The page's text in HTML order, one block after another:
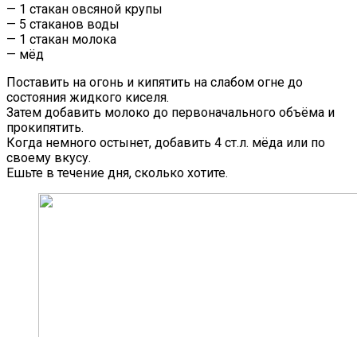
— 1 стакан овсяной крупы
— 5 стаканов воды
— 1 стакан молока
— мёд
Поставить на огонь и кипятить на слабом огне до
состояния жидкого киселя.
Затем добавить молоко до первоначального объёма и
прокипятить.
Когда немного остынет, добавить 4 ст.л. мёда или по
своему вкусу.
Ешьте в течение дня, сколько хотите.